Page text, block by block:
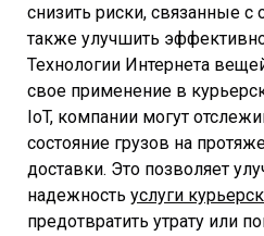
снизить риски, связанные
также улучшить
Технологии Интернета
свое применение в
IoT, компании могут
состояние грузов на
доставки. Это позволяет
надежность услуги
предотвратить утрату или